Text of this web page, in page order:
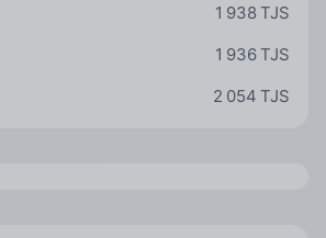
1 938 TJS
1 936 TJS
2 054 TJS